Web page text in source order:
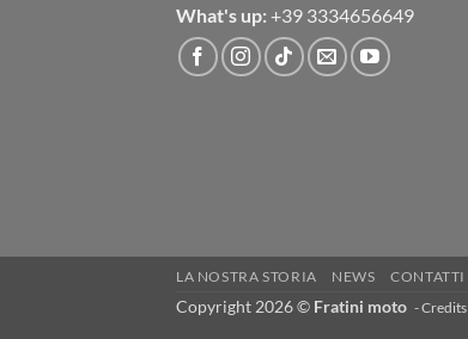
What's up: +39 3334656649
LA NOSTRA STORIA NEWS CONTATTI
Copyright 2026 © Fratini moto -Credits